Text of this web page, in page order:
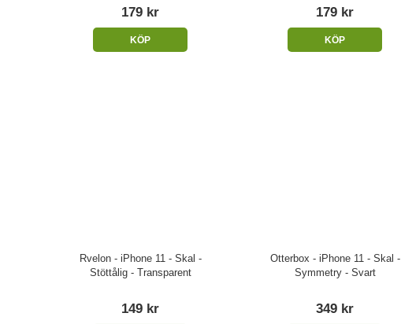
179 kr
KÖP
179 kr
KÖP
Rvelon - iPhone 11 - Skal -
Stöttålig - Transparent
149 kr
Otterbox - iPhone 11 - Skal -
Symmetry - Svart
349 kr